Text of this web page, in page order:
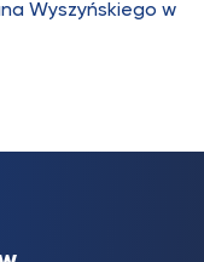
Wyszyńskiego w